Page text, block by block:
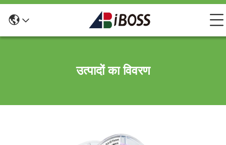
उत्पादों का विवरण